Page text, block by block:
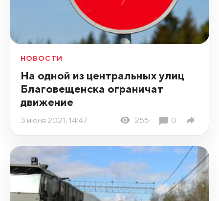
НОВОСТИ
На одной из центральных улиц
Благовещенска ограничат
движение
3 июня 2021, 14:47 255 0